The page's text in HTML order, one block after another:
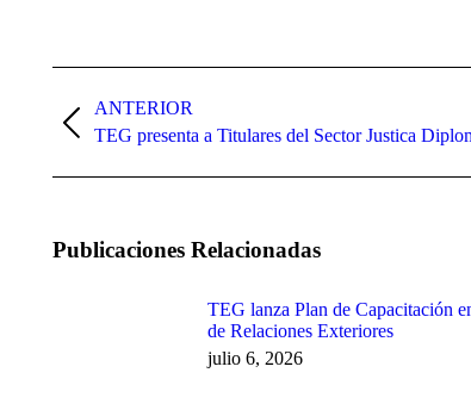
entre
publicaciones
ANTERIOR
Publicación
anterior:
TEG presenta a Titulares del Sector Justica
Publicaciones Relacionadas
TEG lanza Plan de Capacitación
de Relaciones Exteriores
julio 6, 2026